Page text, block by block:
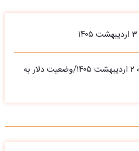
پیش بینی قیمت دلار چهارشنبه ۲ اردیبهشت ۱۴۰۵/وضعیت دلار به